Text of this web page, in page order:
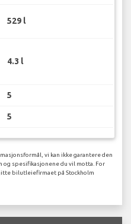
529 l
4.3 l
5
5
vi kan ikke garantere den
og spesifikasjonene du vil motta. For
bilutleiefirmaet på Stockholm